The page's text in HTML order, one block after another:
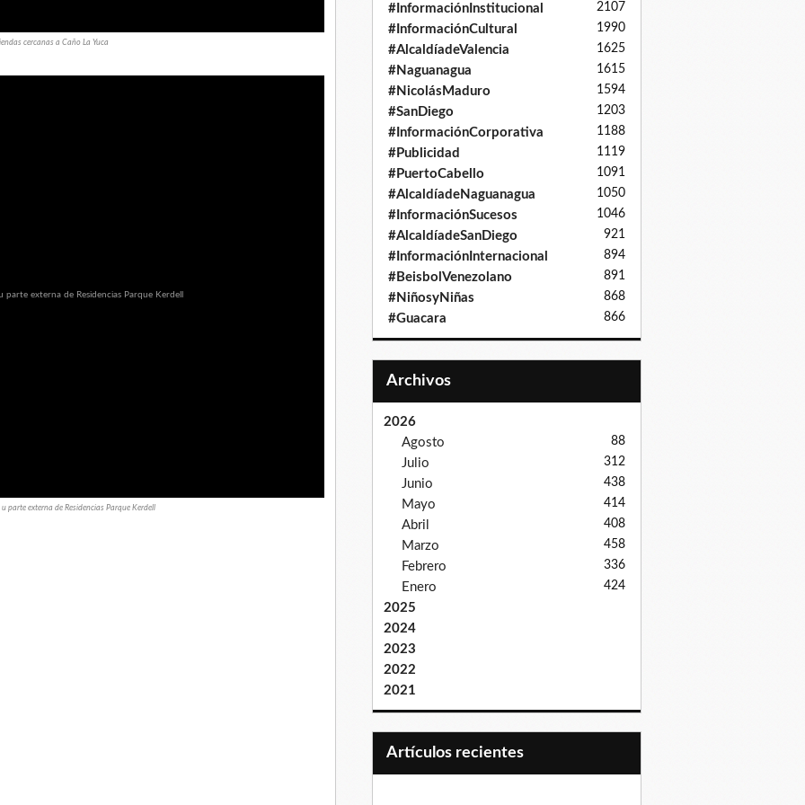
cercanas a Caño La Yuca
parte externa de Residencias Parque Kerdell
#InformaciónInstitucional 2107
#InformaciónCultural 1990
#AlcaldíadeValencia 1625
#Naguanagua 1615
#NicolásMaduro 1594
#SanDiego 1203
#InformaciónCorporativa 1188
#Publicidad 1119
#PuertoCabello 1091
#AlcaldíadeNaguanagua 1050
#InformaciónSucesos 1046
#AlcaldíadeSanDiego 921
#InformaciónInternacional 894
#BeisbolVenezolano 891
#NiñosyNiñas 868
#Guacara 866
Archivos
2026
Agosto
88
Julio 312
Junio 438
Mayo 414
Abril 408
Marzo 458
Febrero 336
Enero 424
2025
2024
2023
2022
2021
Artículos recientes